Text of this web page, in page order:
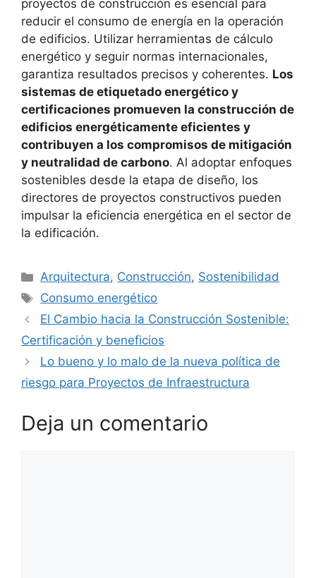
proyectos de construcción es esencial para
reducir el consumo de energía en la operación
de edificios. Utilizar herramientas de cálculo
energético y seguir normas internacionales,
garantiza resultados precisos y coherentes. Los
sistemas de etiquetado energético y
certificaciones promueven la construcción de
edificios energéticamente eficientes y
contribuyen a los compromisos de mitigación
y neutralidad de carbono. Al adoptar enfoques
sostenibles desde la etapa de diseño, los
directores de proyectos constructivos pueden
impulsar la eficiencia energética en el sector de
la edificación.
Categorías
Arquitectura, Construcción, Sostenibilidad
Etiquetas
Consumo energético
El Cambio hacia la Construcción Sostenible:
Certificación y beneficios
Lo bueno y lo malo de la nueva política de
riesgo para Proyectos de Infraestructura
Deja un comentario